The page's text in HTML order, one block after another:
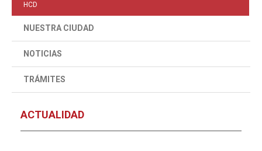
HCD
NUESTRA CIUDAD
NOTICIAS
TRÁMITES
ACTUALIDAD